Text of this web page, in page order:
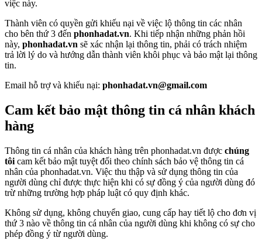
việc này.
Thành viên có quyền gửi khiếu nại về việc lộ thông tin các nhân
cho bên thứ 3 đến phonhadat.vn. Khi tiếp nhận những phản hồi
này, phonhadat.vn sẽ xác nhận lại thông tin, phải có trách nhiệm
trả lời lý do và hướng dẫn thành viên khôi phục và bảo mật lại thông
tin.
Email hỗ trợ và khiếu nại: phonhadat.vn@gmail.com
Cam kết bảo mật thông tin cá nhân khách
hàng
Thông tin cá nhân của khách hàng trên phonhadat.vn được chúng
tôi cam kết bảo mật tuyệt đối theo chính sách bảo vệ thông tin cá
nhân của phonhadat.vn. Việc thu thập và sử dụng thông tin của
người dùng chỉ được thực hiện khi có sự đồng ý của người dùng đó
trừ những trường hợp pháp luật có quy định khác.
Không sử dụng, không chuyển giao, cung cấp hay tiết lộ cho đơn vị
thứ 3 nào về thông tin cá nhân của người dùng khi không có sự cho
phép đồng ý từ người dùng.